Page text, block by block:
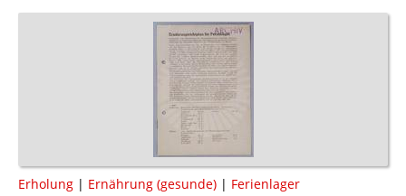
Erholung | Ernährung (gesunde) | Ferienlager